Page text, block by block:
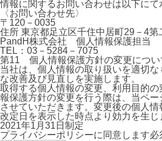
情報に関するお問い合わせは以下にて
〈お問い合わせ先〉
〒120－0035
住所 東京都足立区千住中居町29－4第
PandH株式会社 個人情報保護担当
TEL：03－5284－7075
第11 個人情報保護方針の変更につい
当社は、個人情報の取り扱いを適切
な改善及び見直しを実施します。
取得する個人情報の変更、利用目的
報保護方針の変更を行う際は、当ペー
させていただきます。変更後の個人
改定日を表示した時点より効力を生じ
2021年1月31日制定
プライバシーポリシーに同意します必